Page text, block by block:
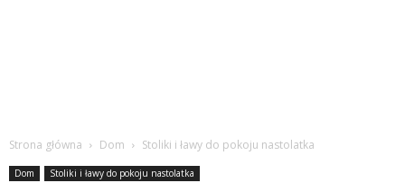
Strona główna Dom Stoliki i ławy do pokoju nastolatka
Dom Stoliki i ławy do pokoju nastolatka